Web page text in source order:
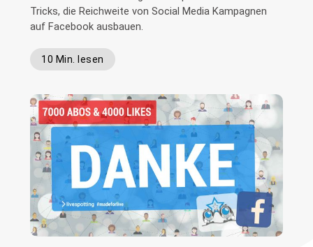
Tricks, die Reichweite von Social Media Kampagnen
auf Facebook ausbauen.
10 Min. lesen